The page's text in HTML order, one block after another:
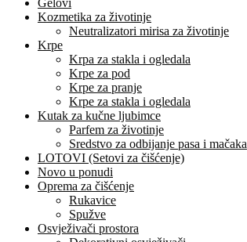
Gelovi
Kozmetika za životinje
Neutralizatori mirisa za životinje
Krpe
Krpa za stakla i ogledala
Krpe za pod
Krpe za pranje
Krpe za stakla i ogledala
Kutak za kučne ljubimce
Parfem za životinje
Sredstvo za odbijanje pasa i mačaka
LOTOVI (Setovi za čišćenje)
Novo u ponudi
Oprema za čišćenje
Rukavice
Spužve
Osvježivači prostora